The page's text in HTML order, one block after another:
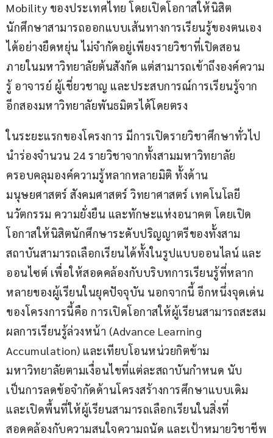
Mobility ของประเทศไทย โดยเปิดโอกาสให้นิสิต
นักศึกษาสามารถออกแบบเส้นทางการเรียนรู้ของตนเอง
ได้อย่างยืดหยุ่น ไม่จำกัดอยู่เพียงรายวิชาที่เปิดสอน
ภายในมหาวิทยาลัยต้นสังกัด แต่สามารถเข้าถึงองค์ความ
รู้ อาจารย์ ผู้เชี่ยวชาญ และประสบการณ์การเรียนรู้จาก
อีกสองมหาวิทยาลัยพันธมิตรได้โดยตรง
ในระยะแรกของโครงการ มีการเปิดรายวิชาศึกษาทั่วไป
นำร่องจำนวน 24 รายวิชาจากทั้งสามมหาวิทยาลัย
ครอบคลุมองค์ความรู้หลากหลายมิติ ทั้งด้าน
มนุษยศาสตร์ สังคมศาสตร์ วิทยาศาสตร์ เทคโนโลยี
นวัตกรรม ความยั่งยืน และทักษะแห่งอนาคต โดยเปิด
โอกาสให้นิสิตนักศึกษาระดับปริญญาตรีของทั้งสาม
สถาบันสามารถเลือกเรียนได้ทั้งในรูปแบบออนไลน์ และ
ออนไซต์ เพื่อให้สอดคล้องกับบริบทการเรียนรู้ที่หลาก
หลายของผู้เรียนในยุคปัจจุบัน นอกจากนี้ อีกหนึ่งจุดเด่น
ของโครงการนี้คือ การเปิดโอกาสให้ผู้เรียนสามารถสะสม
ผลการเรียนรู้ล่วงหน้า (Advance Learning
Accumulation) และเทียบโอนหน่วยกิตข้าม
มหาวิทยาลัยตามเงื่อนไขที่แต่ละสถาบันกำหนด นับ
เป็นการลดข้อจำกัดด้านโครงสร้างการศึกษาแบบเดิม
และเปิดพื้นที่ให้ผู้เรียนสามารถเลือกเรียนในสิ่งที่
สอดคล้องกับความสนใจความถนัด และเป้าหมายวิชาชีพ